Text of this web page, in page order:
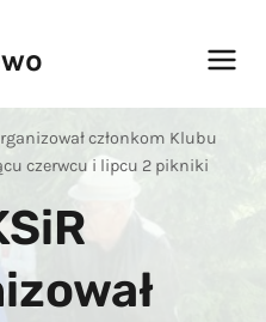
członkom Klubu
czerwcu i lipcu 2 pikniki